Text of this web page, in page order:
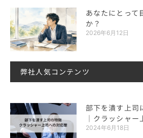
あなたにとって
か？
2026年6月12日
弊社人気コンテンツ
部下を潰す上司
｜クラッシャ
2024年6月18日